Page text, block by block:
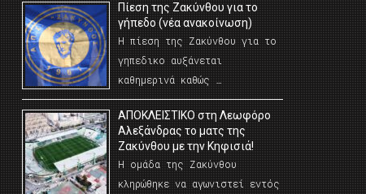
Πίεση της Ζακύνθου για το
γήπεδο (νέα ανακοίνωση)
Η πίεση της Ζακύνθου για το
γηπεδικο αυξάνεται
καθημερινά καθώς …
AΠΟΚΛΕΙΣΤΙΚΟ στη Λεωφόρο
Αλεξάνδρας το ματς της
Ζακύνθου με την Κηφισιά!
Η ομάδα της Ζακύνθου
κληρώθηκε να αγωνιστεί εντός